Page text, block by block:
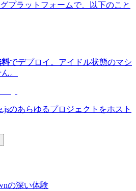
プラットフォームで、以下のこと
料でデプロイ。アイドル状態のマシ
。
のあらゆるプロジェクトをホスト
の深い体験